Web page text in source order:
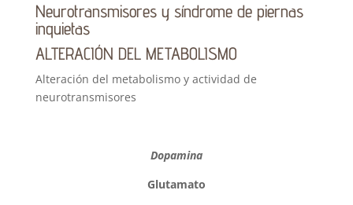
Neurotransmisores y síndrome de piernas
inquietas
ALTERACIÓN DEL METABOLISMO
Alteración del metabolismo y actividad de
neurotransmisores
Dopamina
Glutamato